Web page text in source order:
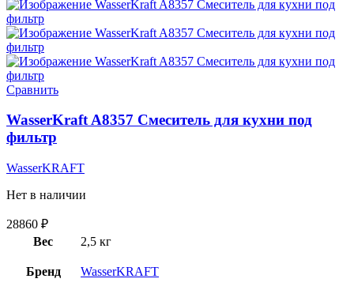
Сравнить
WasserKraft A8357 Смеситель для кухни под
фильтр
WasserKRAFT
Нет в наличии
28860 ₽
Вес
2,5 кг
Бренд WasserKRAFT